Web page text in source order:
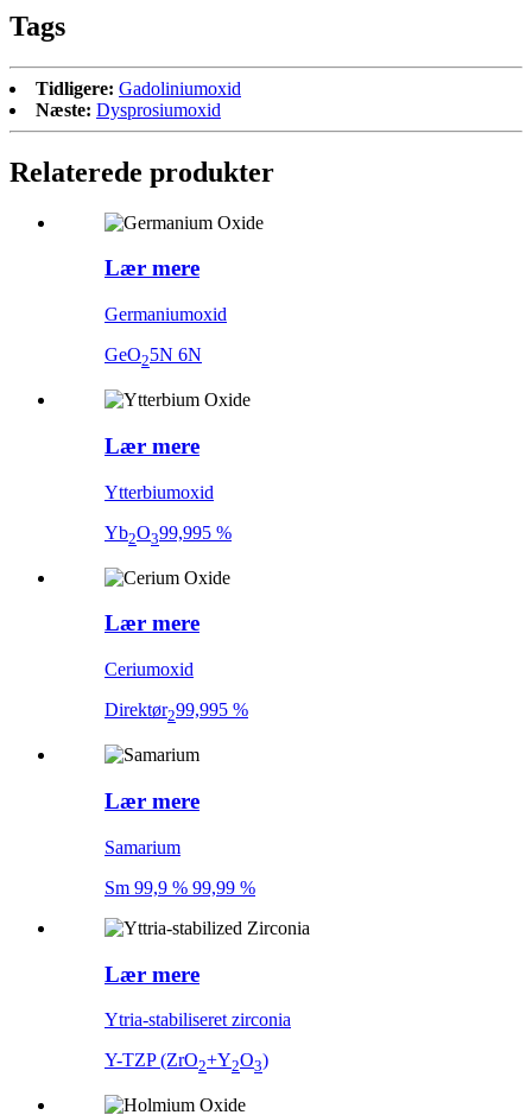
Tags
Tidligere: Gadoliniumoxid
Næste: Dysprosiumoxid
Relaterede produkter
Lær mere
Germaniumoxid
GeO25N 6N
Lær mere
Ytterbiumoxid
Yb2O399,995 %
Lær mere
Ceriumoxid
Direktør299,995 %
Lær mere
Samarium
Sm 99,9 % 99,99 %
Lær mere
Ytria-stabiliseret zirconia
Y-TZP (ZrO2+Y2O3)